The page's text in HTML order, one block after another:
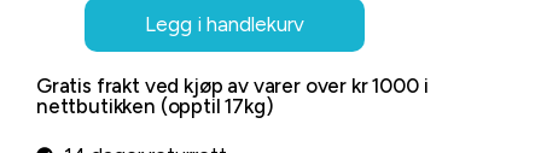
Legg i handlekurv
Gratis frakt ved kjøp av varer over kr 1000 i
nettbutikken (opptil 17kg)